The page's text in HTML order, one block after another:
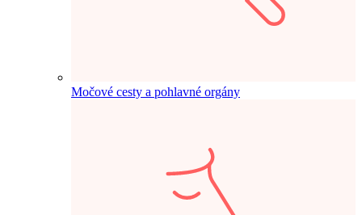
Močové cesty a pohlavné orgány